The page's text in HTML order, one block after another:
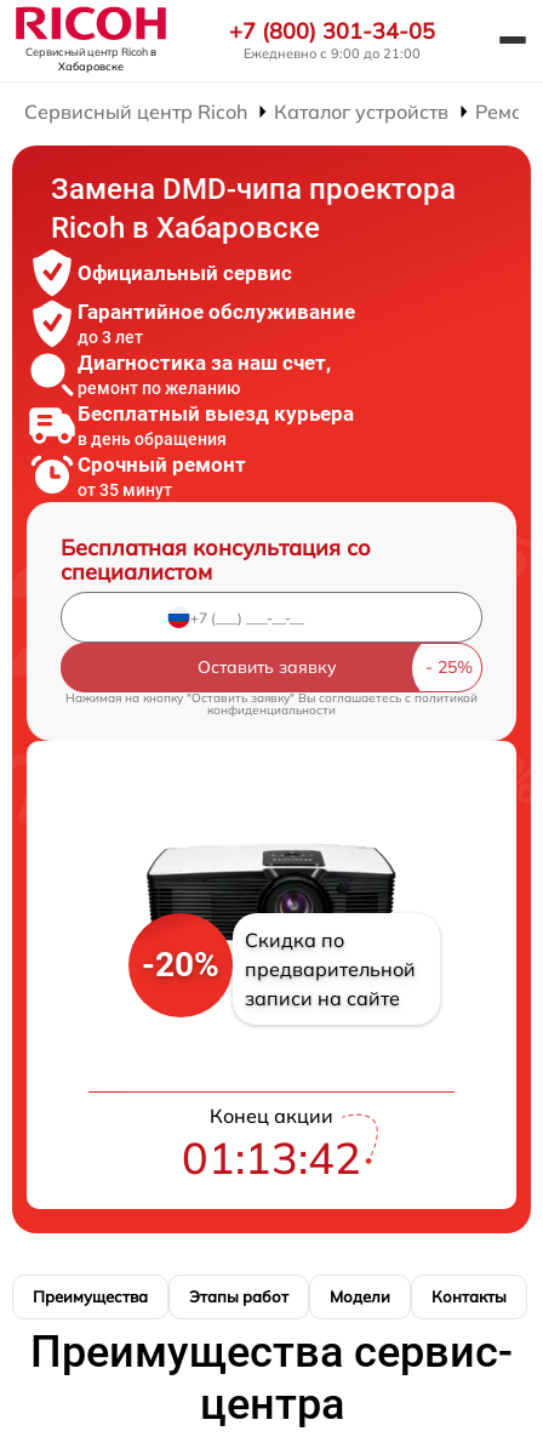
Сервисный центр Ricohв
Хабаровске
+7 (800) 301-34-05
Ежедневно с 9:00 до 21:00
Сервисный центр Ricoh Каталог устройств
Замена DMD-чипа проектора
Ricoh в Хабаровске
Официальный сервис
Гарантийное обслуживание
до 3 лет
Диагностика за наш счет,
ремонт по желанию
Бесплатный выезд курьера
в день обращения
Срочный ремонт
от 35 минут
Бесплатная консультация со
специалистом
Оставить заявку
Нажимая на кнопку "Оставить заявку" Вы соглашаетесь c политикой
конфиденциальности
-20%
Скидка по
предварительной
записи на сайте
Конец акции
01:13:41
Преимущества Этапы работ Модели Контакты
Преимущества сервис-
центра